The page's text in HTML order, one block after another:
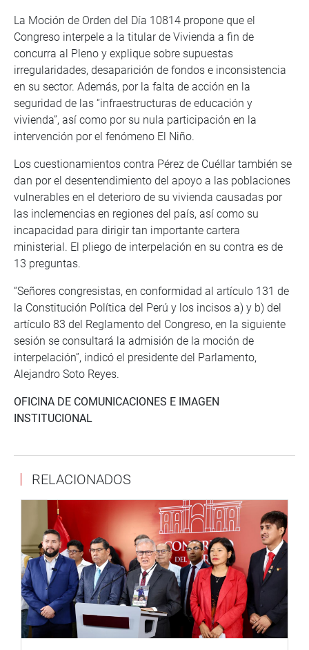
La Moción de Orden del Día 10814 propone que el
Congreso interpele a la titular de Vivienda a fin de
concurra al Pleno y explique sobre supuestas
irregularidades, desaparición de fondos e inconsistencia
en su sector. Además, por la falta de acción en la
seguridad de las “infraestructuras de educación y
vivienda”, así como por su nula participación en la
intervención por el fenómeno El Niño.
Los cuestionamientos contra Pérez de Cuéllar también se
dan por el desentendimiento del apoyo a las poblaciones
vulnerables en el deterioro de su vivienda causadas por
las inclemencias en regiones del país, así como su
incapacidad para dirigir tan importante cartera
ministerial. El pliego de interpelación en su contra es de
13 preguntas.
“Señores congresistas, en conformidad al artículo 131 de
la Constitución Política del Perú y los incisos a) y b) del
artículo 83 del Reglamento del Congreso, en la siguiente
sesión se consultará la admisión de la moción de
interpelación”, indicó el presidente del Parlamento,
Alejandro Soto Reyes.
OFICINA DE COMUNICACIONES E IMAGEN
INSTITUCIONAL
RELACIONADOS